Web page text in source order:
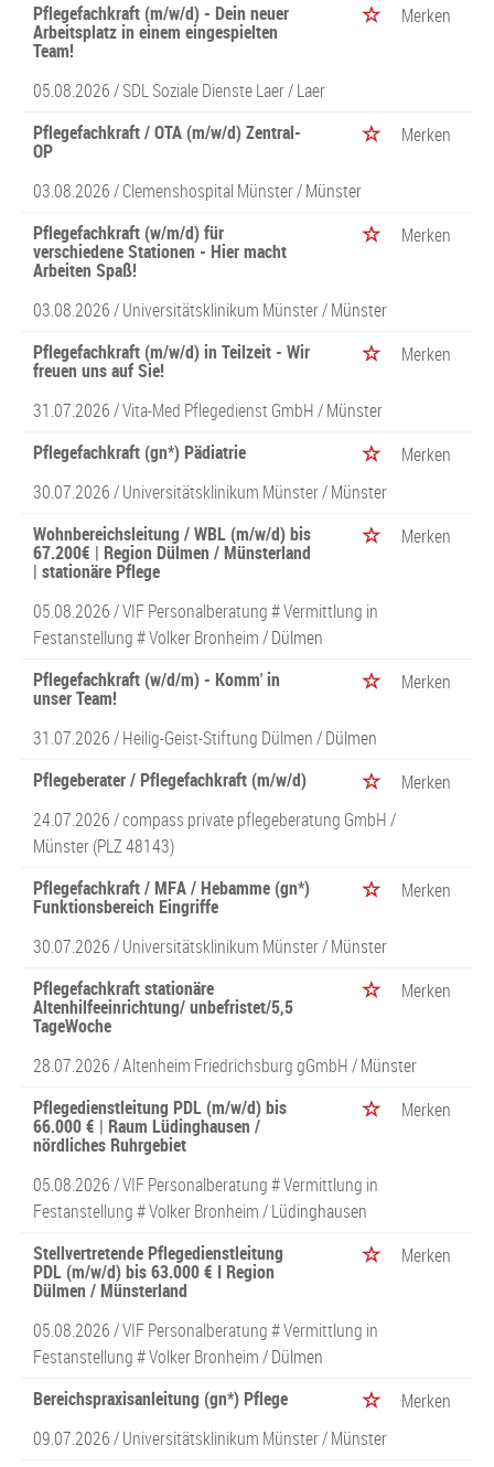
Pflegefachkraft (m/w/d) - Dein neuer
Arbeitsplatz in einem eingespielten
Team!
Merken
05.08.2026 /SDL Soziale Dienste Laer/ Laer
Pflegefachkraft / OTA (m/w/d) Zentral-
OP
Merken
03.08.2026 /Clemenshospital Münster/ Münster
Pflegefachkraft (w/m/d) für
verschiedene Stationen - Hier macht
Arbeiten Spaß!
Merken
03.08.2026 /Universitätsklinikum Münster/ Münster
Pflegefachkraft (m/w/d) in Teilzeit - Wir
freuen uns auf Sie!
Merken
31.07.2026 /Vita-Med Pflegedienst GmbH/ Münster
Pflegefachkraft (gn*) Pädiatrie
Merken
30.07.2026 /Universitätsklinikum Münster/ Münster
Wohnbereichsleitung / WBL (m/w/d) bis
67.200€ | Region Dülmen / Münsterland
| stationäre Pflege
Merken
05.08.2026 /VIF Personalberatung # Vermittlung in
Festanstellung # Volker Bronheim/ Dülmen
Pflegefachkraft (w/d/m) - Komm' in
unser Team!
Merken
31.07.2026 /Heilig-Geist-Stiftung Dülmen/ Dülmen
Pflegeberater / Pflegefachkraft (m/w/d)
Merken
24.07.2026 /compass private pflegeberatung GmbH/
Münster (PLZ 48143)
Pflegefachkraft / MFA / Hebamme (gn*)
Funktionsbereich Eingriffe
Merken
30.07.2026 /Universitätsklinikum Münster/ Münster
Pflegefachkraft stationäre
Altenhilfeeinrichtung/ unbefristet/5,5
TageWoche
Merken
28.07.2026 /Altenheim Friedrichsburg gGmbH/ Münster
Pflegedienstleitung PDL (m/w/d) bis
66.000 € | Raum Lüdinghausen /
nördliches Ruhrgebiet
Merken
05.08.2026 /VIF Personalberatung # Vermittlung in
Festanstellung # Volker Bronheim/ Lüdinghausen
Stellvertretende Pflegedienstleitung
PDL (m/w/d) bis 63.000 € I Region
Dülmen / Münsterland
Merken
05.08.2026 /VIF Personalberatung # Vermittlung in
Festanstellung # Volker Bronheim/ Dülmen
Bereichspraxisanleitung (gn*) Pflege
Merken
09.07.2026 /Universitätsklinikum Münster/ Münster